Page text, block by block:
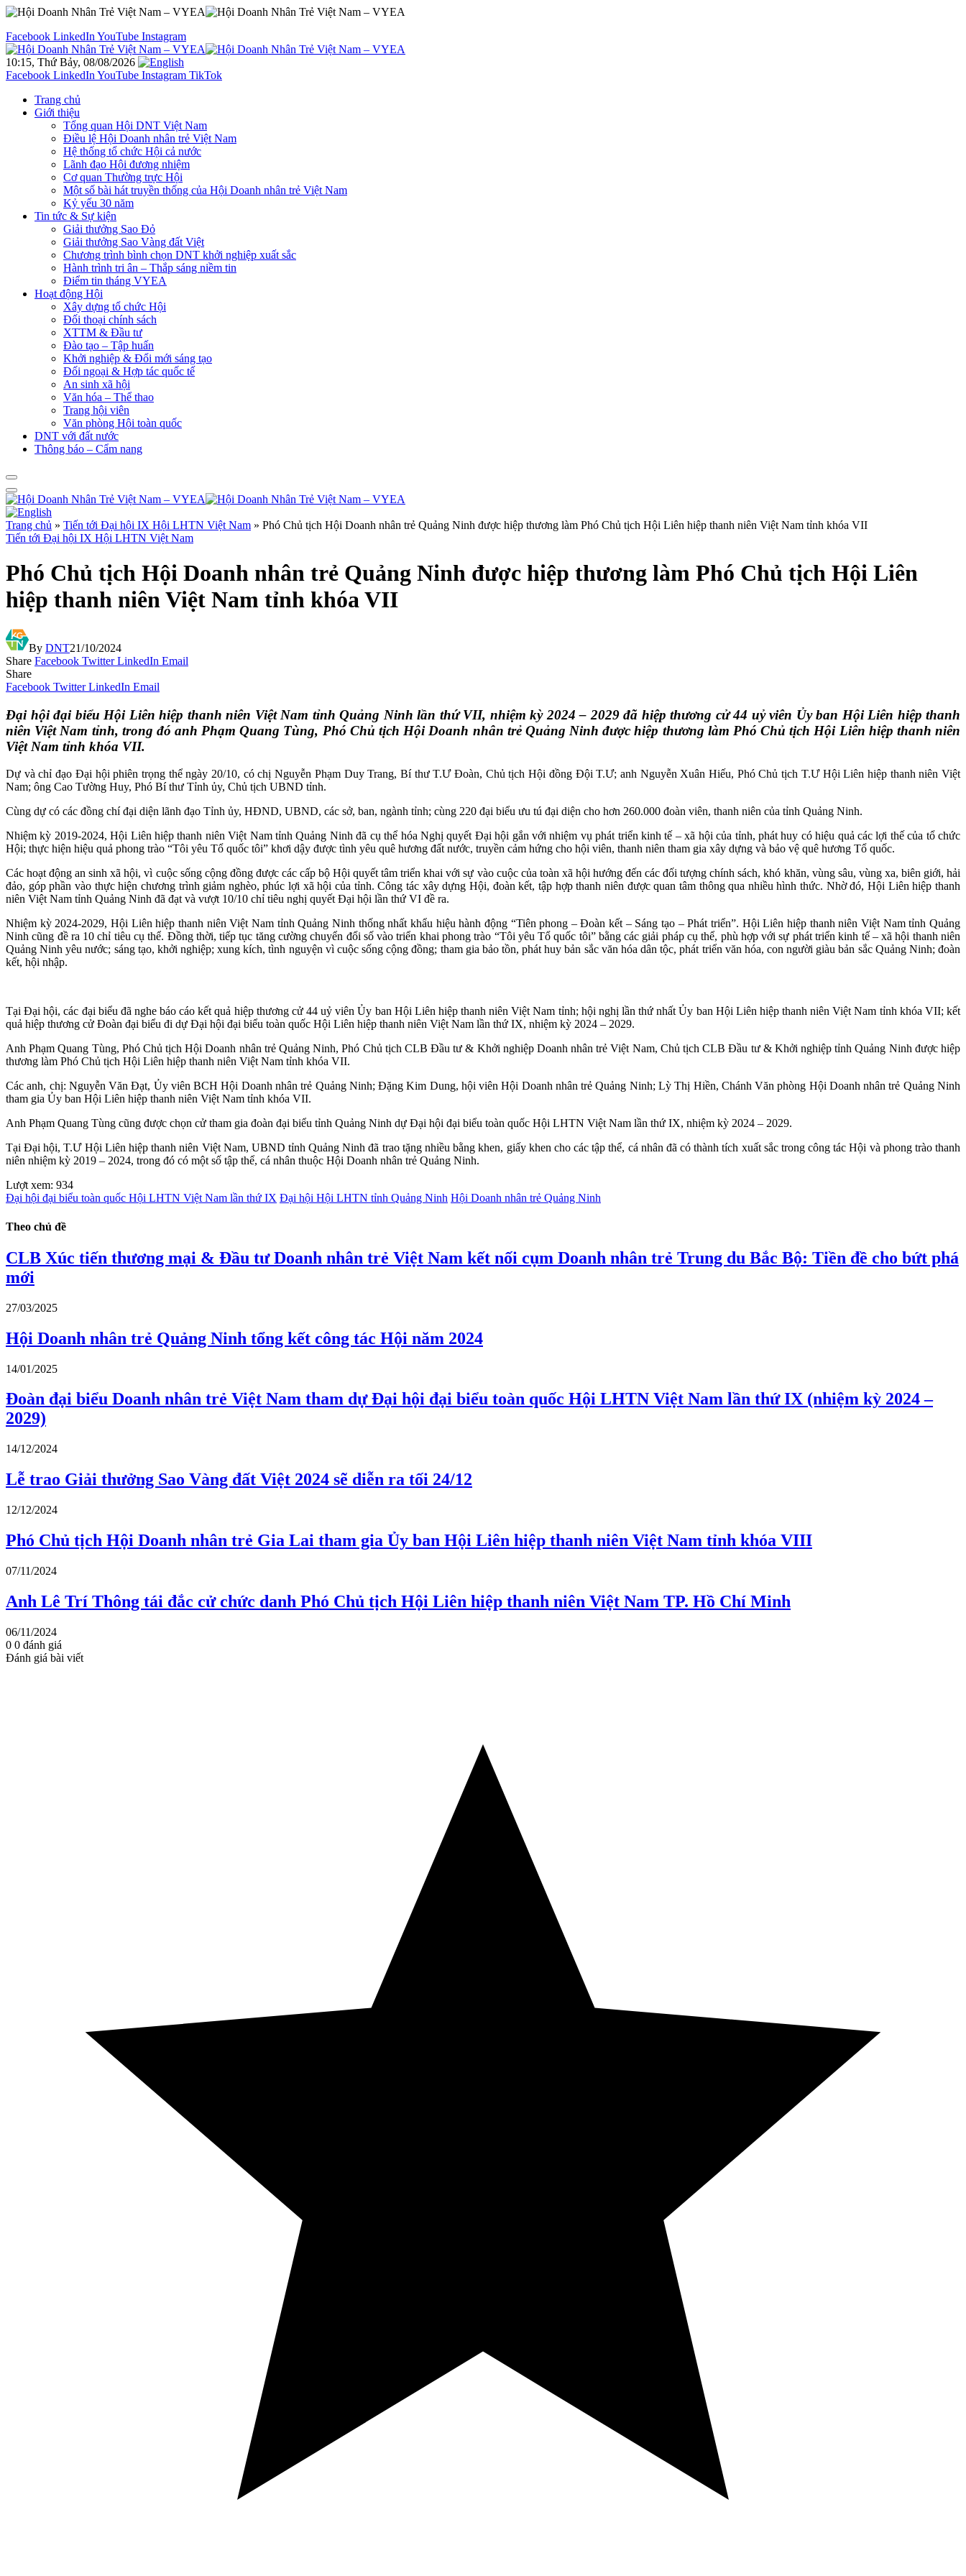
Facebook LinkedIn YouTube Instagram
10:15, Thứ Bảy, 08/08/2026
Facebook LinkedIn YouTube Instagram TikTok
Trang chủ
Giới thiệu
Tổng quan Hội DNT Việt Nam
Điều lệ Hội Doanh nhân trẻ Việt Nam
Hệ thống tổ chức Hội cả nước
Lãnh đạo Hội đương nhiệm
Cơ quan Thường trực Hội
Một số bài hát truyền thống của Hội Doanh nhân trẻ Việt Nam
Kỷ yếu 30 năm
Tin tức & Sự kiện
Giải thưởng Sao Đỏ
Giải thưởng Sao Vàng đất Việt
Chương trình bình chọn DNT khởi nghiệp xuất sắc
Hành trình tri ân – Thắp sáng niềm tin
Điểm tin tháng VYEA
Hoạt động Hội
Xây dựng tổ chức Hội
Đối thoại chính sách
XTTM & Đầu tư
Đào tạo – Tập huấn
Khởi nghiệp & Đổi mới sáng tạo
Đối ngoại & Hợp tác quốc tế
An sinh xã hội
Văn hóa – Thể thao
Trang hội viên
Văn phòng Hội toàn quốc
DNT với đất nước
Thông báo – Cẩm nang
Trang chủ » Tiến tới Đại hội IX Hội LHTN Việt Nam » Phó Chủ tịch Hội Doanh nhân trẻ Quảng Ninh được hiệp thương làm Phó Chủ tịch Hội Liên hiệp thanh niên Việt Nam tỉnh khóa VII
Tiến tới Đại hội IX Hội LHTN Việt Nam
Phó Chủ tịch Hội Doanh nhân trẻ Quảng Ninh được hiệp thương làm Phó Chủ tịch Hội Liên
hiệp thanh niên Việt Nam tỉnh khóa VII
By DNT21/10/2024
Share Facebook Twitter LinkedIn Email
Share
Facebook Twitter LinkedIn Email
Đại hội đại biểu Hội Liên hiệp thanh niên Việt Nam tỉnh Quảng Ninh lần thứ VII, nhiệm kỳ 2024 – 2029 đã hiệp thương cử 44 uỷ viên Ủy ban Hội Liên hiệp thanh
niên Việt Nam tỉnh, trong đó anh Phạm Quang Tùng, Phó Chủ tịch Hội Doanh nhân trẻ Quảng Ninh được hiệp thương làm Phó Chủ tịch Hội Liên hiệp thanh niên
Việt Nam tỉnh khóa VII.
Dự và chỉ đạo Đại hội phiên trọng thể ngày 20/10, có chị Nguyễn Phạm Duy Trang, Bí thư T.Ư Đoàn, Chủ tịch Hội đồng Đội T.Ư; anh Nguyễn Xuân Hiếu, Phó Chủ tịch T.Ư Hội Liên hiệp thanh niên Việt
Nam; ông Cao Tường Huy, Phó Bí thư Tỉnh ủy, Chủ tịch UBND tỉnh.
Cùng dự có các đồng chí đại diện lãnh đạo Tỉnh ủy, HĐND, UBND, các sở, ban, ngành tỉnh; cùng 220 đại biểu ưu tú đại diện cho hơn 260.000 đoàn viên, thanh niên của tỉnh Quảng Ninh.
Nhiệm kỳ 2019-2024, Hội Liên hiệp thanh niên Việt Nam tỉnh Quảng Ninh đã cụ thể hóa Nghị quyết Đại hội gắn với nhiệm vụ phát triển kinh tế – xã hội của tỉnh, phát huy có hiệu quả các lợi thế của tổ chức
Hội; thực hiện hiệu quả phong trào “Tôi yêu Tổ quốc tôi” khơi dậy được tình yêu quê hương đất nước, truyền cảm hứng cho hội viên, thanh niên tham gia xây dựng và bảo vệ quê hương Tổ quốc.
Các hoạt động an sinh xã hội, vì cuộc sống cộng đồng được các cấp bộ Hội quyết tâm triển khai với sự vào cuộc của toàn xã hội hướng đến các đối tượng chính sách, khó khăn, vùng sâu, vùng xa, biên giới, hải
đảo, góp phần vào thực hiện chương trình giảm nghèo, phúc lợi xã hội của tỉnh. Công tác xây dựng Hội, đoàn kết, tập hợp thanh niên được quan tâm thông qua nhiều hình thức. Nhờ đó, Hội Liên hiệp thanh
niên Việt Nam tỉnh Quảng Ninh đã đạt và vượt 10/10 chỉ tiêu nghị quyết Đại hội lần thứ VI đề ra.
Nhiệm kỳ 2024-2029, Hội Liên hiệp thanh niên Việt Nam tỉnh Quảng Ninh thống nhất khẩu hiệu hành động “Tiên phong – Đoàn kết – Sáng tạo – Phát triển”. Hội Liên hiệp thanh niên Việt Nam tỉnh Quảng
Ninh cũng đề ra 10 chỉ tiêu cụ thể. Đồng thời, tiếp tục tăng cường chuyển đổi số vào triển khai phong trào “Tôi yêu Tổ quốc tôi” bằng các giải pháp cụ thể, phù hợp với sự phát triển kinh tế – xã hội thanh niên
Quảng Ninh yêu nước; sáng tạo, khởi nghiệp; xung kích, tình nguyện vì cuộc sống cộng đồng; tham gia bảo tồn, phát huy bản sắc văn hóa dân tộc, phát triển văn hóa, con người giàu bản sắc Quảng Ninh; đoàn
kết, hội nhập.
Tại Đại hội, các đại biểu đã nghe báo cáo kết quả hiệp thương cử 44 uỷ viên Ủy ban Hội Liên hiệp thanh niên Việt Nam tỉnh; hội nghị lần thứ nhất Ủy ban Hội Liên hiệp thanh niên Việt Nam tỉnh khóa VII; kết
quả hiệp thương cử Đoàn đại biểu đi dự Đại hội đại biểu toàn quốc Hội Liên hiệp thanh niên Việt Nam lần thứ IX, nhiệm kỳ 2024 – 2029.
Anh Phạm Quang Tùng, Phó Chủ tịch Hội Doanh nhân trẻ Quảng Ninh, Phó Chủ tịch CLB Đầu tư & Khởi nghiệp Doanh nhân trẻ Việt Nam, Chủ tịch CLB Đầu tư & Khởi nghiệp tỉnh Quảng Ninh được hiệp
thương làm Phó Chủ tịch Hội Liên hiệp thanh niên Việt Nam tỉnh khóa VII.
Các anh, chị: Nguyễn Văn Đạt, Ủy viên BCH Hội Doanh nhân trẻ Quảng Ninh; Đặng Kim Dung, hội viên Hội Doanh nhân trẻ Quảng Ninh; Lỳ Thị Hiền, Chánh Văn phòng Hội Doanh nhân trẻ Quảng Ninh
tham gia Ủy ban Hội Liên hiệp thanh niên Việt Nam tỉnh khóa VII.
Anh Phạm Quang Tùng cũng được chọn cử tham gia đoàn đại biểu tỉnh Quảng Ninh dự Đại hội đại biểu toàn quốc Hội LHTN Việt Nam lần thứ IX, nhiệm kỳ 2024 – 2029.
Tại Đại hội, T.Ư Hội Liên hiệp thanh niên Việt Nam, UBND tỉnh Quảng Ninh đã trao tặng nhiều bằng khen, giấy khen cho các tập thể, cá nhân đã có thành tích xuất sắc trong công tác Hội và phong trào thanh
niên nhiệm kỳ 2019 – 2024, trong đó có một số tập thể, cá nhân thuộc Hội Doanh nhân trẻ Quảng Ninh.
Lượt xem: 934
Đại hội đại biểu toàn quốc Hội LHTN Việt Nam lần thứ IX Đại hội Hội LHTN tỉnh Quảng Ninh Hội Doanh nhân trẻ Quảng Ninh
Theo chủ đề
CLB Xúc tiến thương mại & Đầu tư Doanh nhân trẻ Việt Nam kết nối cụm Doanh nhân trẻ Trung du Bắc Bộ: Tiền đề cho bứt phá
mới
27/03/2025
Hội Doanh nhân trẻ Quảng Ninh tổng kết công tác Hội năm 2024
14/01/2025
Đoàn đại biểu Doanh nhân trẻ Việt Nam tham dự Đại hội đại biểu toàn quốc Hội LHTN Việt Nam lần thứ IX (nhiệm kỳ 2024 –
2029)
14/12/2024
Lễ trao Giải thưởng Sao Vàng đất Việt 2024 sẽ diễn ra tối 24/12
12/12/2024
Phó Chủ tịch Hội Doanh nhân trẻ Gia Lai tham gia Ủy ban Hội Liên hiệp thanh niên Việt Nam tỉnh khóa VIII
07/11/2024
Anh Lê Trí Thông tái đắc cử chức danh Phó Chủ tịch Hội Liên hiệp thanh niên Việt Nam TP. Hồ Chí Minh
06/11/2024
0 0 đánh giá
Đánh giá bài viết